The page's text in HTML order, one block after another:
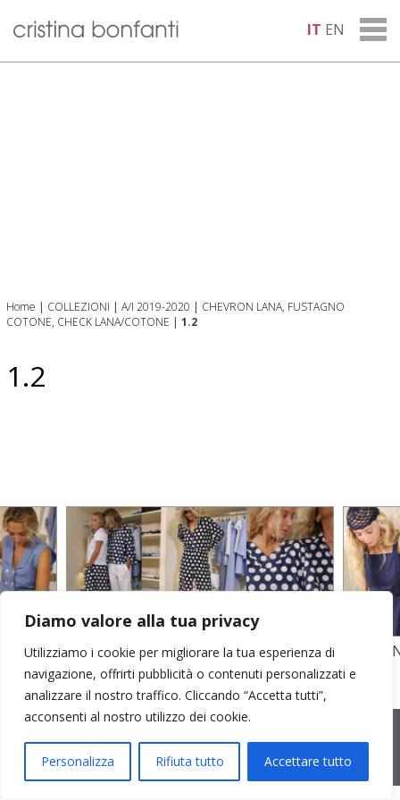
Diamo valore alla tua privacy
Utilizziamo i cookie per migliorare la tua esperienza di
navigazione, offrirti pubblicità o contenuti personalizzati e
analizzare il nostro traffico. Cliccando “Accetta tutti”,
acconsenti al nostro utilizzo dei cookie.
Personalizza Rifiuta tutto Accettare tutto
IT EN
Home | COLLEZIONI | A/I 2019-2020 | CHEVRON LANA, FUSTAGNO
COTONE, CHECK LANA/COTONE | 1.2
1.2
STAMPA SU CREPE SETA E POPELINE
COTONE
GARZA
2026 © Cristina Bonfanti| sede operativa: Via Emilia 8, 20881
Bernareggio MB | sede legale: via Duca degli Abruzzi 7/A, 20871
Vimercate MB | r.e.a.: MB-2559099 | C.F / P.IVA IT10810090968 |